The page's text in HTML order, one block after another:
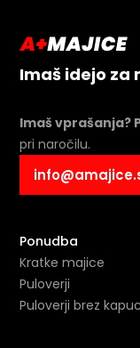
Imaš idejo za
Imaš vprašanja?
pri naročilu.
Ponudba
Kratke majice
Puloverji
Puloverji brez